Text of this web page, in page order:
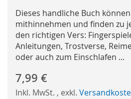
gallery
Dieses handliche Buch
mithinnehmen und finden zu
den richtigen Vers:
Anleitungen, Trostverse,
oder auch zum Einschlafen ...
7,99 €
Inkl. MwSt. , exkl.